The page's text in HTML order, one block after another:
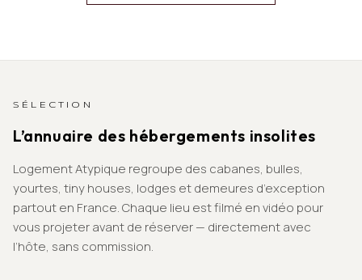
SÉLECTION
L’annuaire des hébergements insolites
Logement Atypique regroupe des cabanes, bulles,
yourtes, tiny houses, lodges et demeures d’exception
partout en France. Chaque lieu est filmé en vidéo pour
vous projeter avant de réserver — directement avec
l’hôte, sans commission.